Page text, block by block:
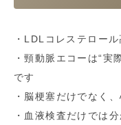
・LDLコレステロー
・頸動脈エコーは“実
です
・脳梗塞だけでなく
・血液検査だけでは